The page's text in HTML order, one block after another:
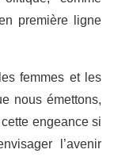
première ligne
femmes et les
nous émettons,
engeance si
l’avenir